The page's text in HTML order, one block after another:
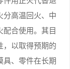
分高温回火、中
合使用。其目
，以取得预期的
具、零件在长期